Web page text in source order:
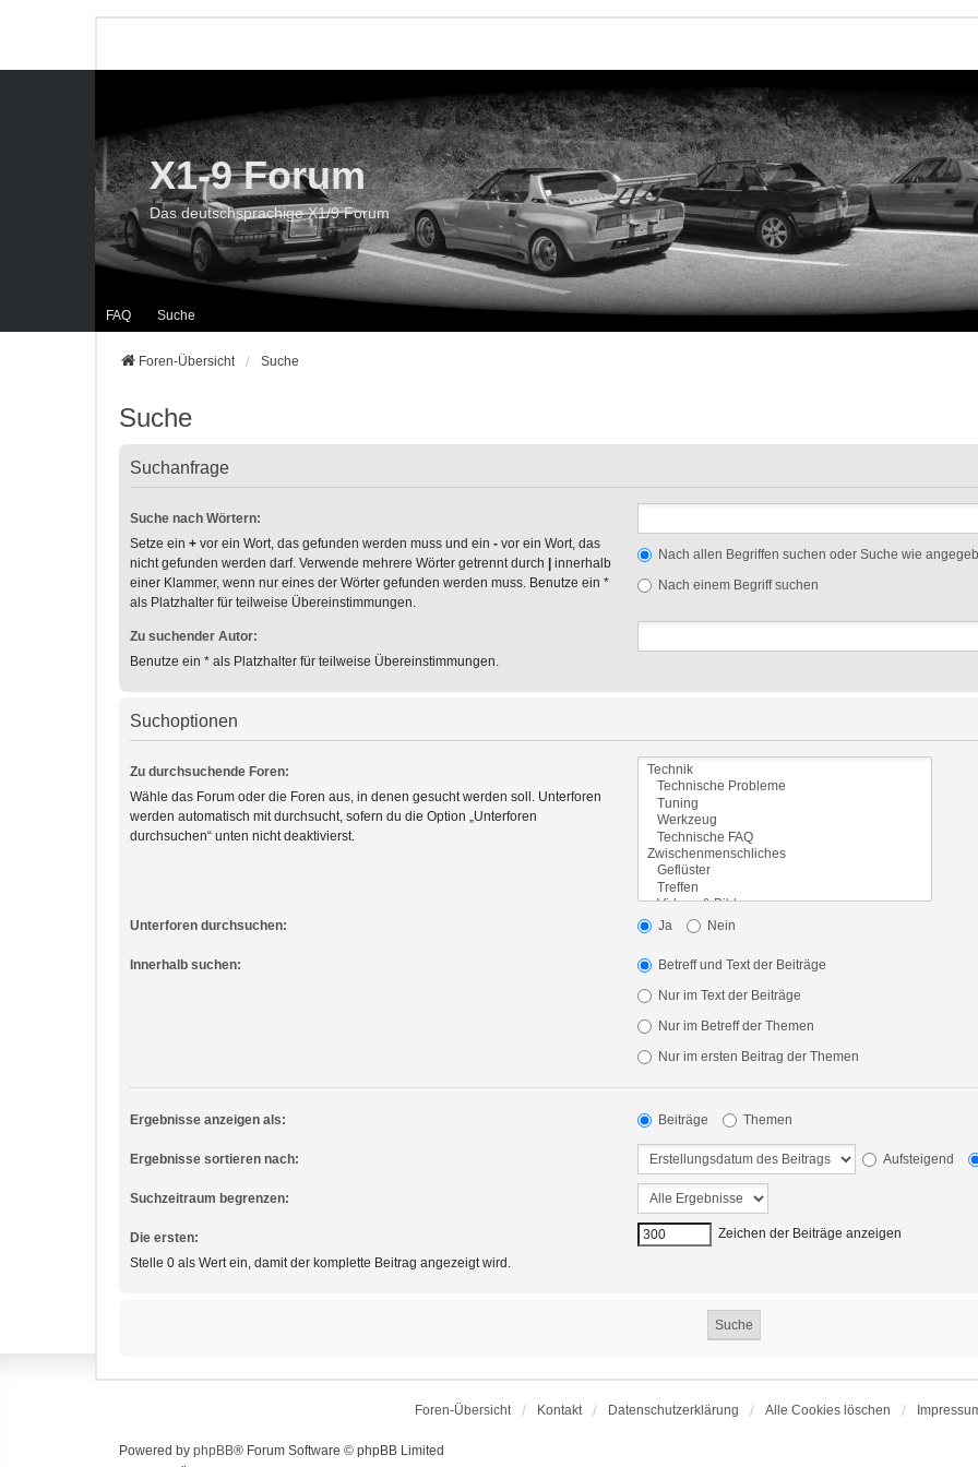
FAQ Suche
X1-9 Forum
Das deutschsprachige X1/9 Forum
Foren-Übersicht Suche
Suche
Suchanfrage
Suche nach Wörtern:
Setze ein + vor ein Wort, das gefunden werden muss und ein - vor ein Wort, das
nicht gefunden werden darf. Verwende mehrere Wörter getrennt durch
innerhalb
einer Klammer, wenn nur eines der Wörter gefunden werden muss. Benutze ein *
als Platzhalter für teilweise Übereinstimmungen.
Nach allen Begriffen suchen oder Suche wie
Nach einem Begriff suchen
Zu suchender Autor:
Benutze ein * als Platzhalter für teilweise Übereinstimmungen.
Suchoptionen
Zu durchsuchende Foren:
Wähle das Forum oder die Foren aus, in denen gesucht werden soll. Unterforen
werden automatisch mit durchsucht, sofern du die Option „Unterforen
durchsuchen“ unten nicht deaktivierst.
Unterforen durchsuchen: Ja Nein
Innerhalb suchen:
Betreff und Text der Beiträge
Nur im Text der Beiträge
Nur im Betreff der Themen
Nur im ersten Beitrag der Themen
Ergebnisse anzeigen als: Beiträge Themen
Ergebnisse sortieren nach: Aufsteigend
Suchzeitraum begrenzen:
Die ersten:
Stelle 0 als Wert ein, damit der komplette Beitrag angezeigt wird.
Zeichen der Beiträge anzeigen
Foren-Übersicht Kontakt Datenschutzerklärung Alle Cookies löschen
Powered by phpBB® Forum Software © phpBB Limited